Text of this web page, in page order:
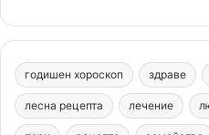
e
b
o
t
e
r
годишен хороскоп здраве
лесна рецепта лечение